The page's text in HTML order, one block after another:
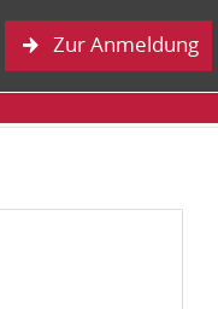
Zur Anmeldung